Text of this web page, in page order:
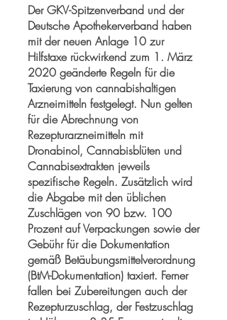
Der GKV-Spitzenverband und der
Deutsche Apothekerverband haben
mit der neuen Anlage 10 zur
Hilfstaxe rückwirkend zum 1. März
2020 geänderte Regeln für die
Taxierung von cannabishaltigen
Arzneimitteln festgelegt. Nun gelten
für die Abrechnung von
Rezepturarzneimitteln mit
Dronabinol, Cannabisblüten und
Cannabisextrakten jeweils
spezifische Regeln. Zusätzlich wird
die Abgabe mit den üblichen
Zuschlägen von 90 bzw. 100
Prozent auf Verpackungen sowie der
Gebühr für die Dokumentation
gemäß Betäubungsmittelverordnung
(BtM-Dokumentation) taxiert. Ferner
fallen bei Zubereitungen auch der
Rezepturzuschlag, der Festzuschlag